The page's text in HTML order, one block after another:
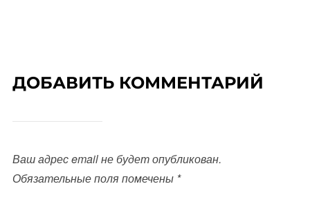
ДОБАВИТЬ КОММЕНТАРИЙ
Ваш адрес email не будет опубликован.
Обязательные поля помечены *